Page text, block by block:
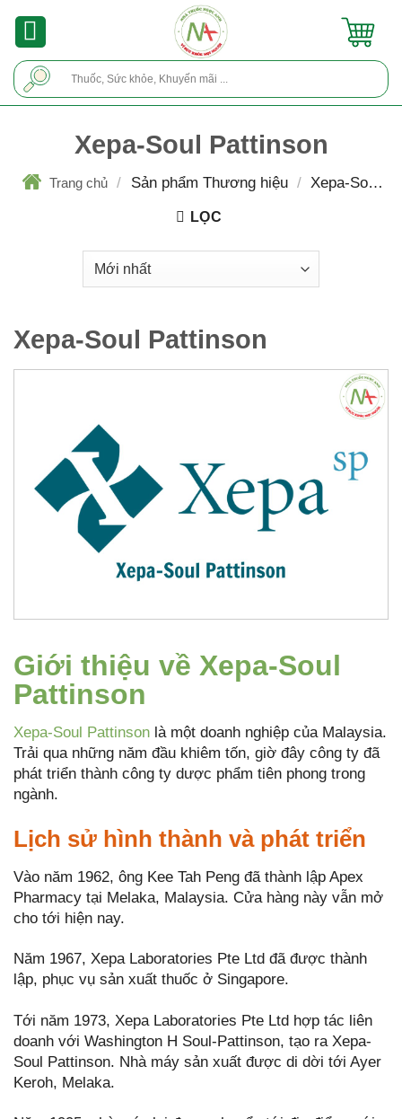
Xepa-Soul Pattinson
Trang chủ / Sản phẩm Thương hiệu / Xepa-Soul
LỌC
Xepa-Soul Pattinson
Giới thiệu về Xepa-Soul
Pattinson
Xepa-Soul Pattinson là một doanh nghiệp của Malaysia.
Trải qua những năm đầu khiêm tốn, giờ đây công ty đã
phát triển thành công ty dược phẩm tiên phong trong
ngành.
Lịch sử hình thành và phát triển
Vào năm 1962, ông Kee Tah Peng đã thành lập Apex
Pharmacy tại Melaka, Malaysia. Cửa hàng này vẫn mở
cho tới hiện nay.
Năm 1967, Xepa Laboratories Pte Ltd đã được thành
lập, phục vụ sản xuất thuốc ở Singapore.
Tới năm 1973, Xepa Laboratories Pte Ltd hợp tác liên
doanh với Washington H Soul-Pattinson, tạo ra Xepa-
Soul Pattinson. Nhà máy sản xuất được di dời tới Ayer
Keroh, Melaka.